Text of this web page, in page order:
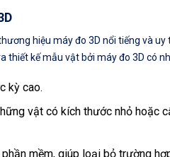
hiệu máy đo 3D nổi tiếng và uy
thiết kế mẫu vật bởi máy đo 3D có
kỳ cao.
vật có kích thước nhỏ hoặc
mềm, giúp loại bỏ trường